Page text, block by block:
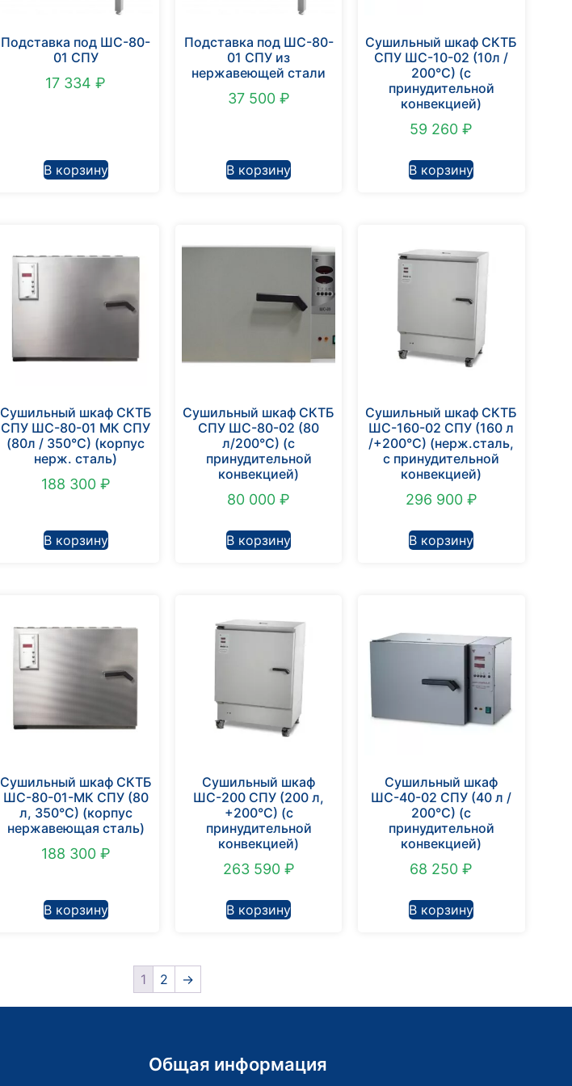
Подставка под ШС-80-
01 СПУ
17 334₽
В корзину
Подставка под ШС-80-
01 СПУ из
нержавеющей стали
37 500 ₽
В корзину
Сушильный шкаф СКТБ
СПУ ШС-10-02 (10л /
200°С) (с
принудительной
конвекцией)
59 260₽
В корзину
Сушильный шкаф СКТБ
СПУ ШС-80-01 МК СПУ
(80л / 350°С) (корпус
нерж. сталь)
188 300 ₽
В корзину
Сушильный шкаф СКТБ
СПУ ШС-80-02 (80
л/200°С) (с
принудительной
конвекцией)
80 000₽
В корзину
Сушильный шкаф СКТБ
ШС-160-02 СПУ (160 л
/+200°С) (нерж.сталь,
с принудительной
конвекцией)
296 900 ₽
В корзину
Сушильный шкаф СКТБ
ШС-80-01-МК СПУ (80
л, 350°С) (корпус
нержавеющая сталь)
188 300 ₽
В корзину
Сушильный шкаф
ШС-200 СПУ (200 л,
+200°С) (с
принудительной
конвекцией)
263 590 ₽
В корзину
Сушильный шкаф
ШС-40-02 СПУ (40 л /
200°С) (с
принудительной
конвекцией)
68 250₽
В корзину
1 2 →
Общая информация